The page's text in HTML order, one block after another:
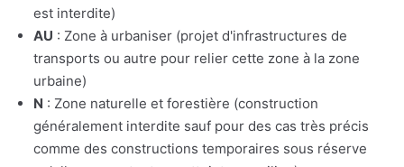
est interdite)
AU : Zone à urbaniser (projet d'infrastructures de
transports ou autre pour relier cette zone à la zone
urbaine)
N : Zone naturelle et forestière (construction
généralement interdite sauf pour des cas très précis
comme des constructions temporaires sous réserve